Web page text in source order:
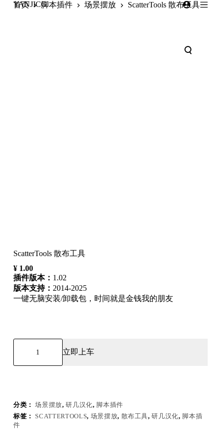
跳
YANJICG
首页 脚本插件 场景摆放 ScatterTools 散布工具
ScatterTools 散布工具
¥1.00
插件版本： 1.02
版本支持： 2014-2025
一键无脑安装/卸载包，时间就是金钱我的朋友
ScatterTools
立即上车
分类：场景摆放,研几汉化, 脚本插件
标签： SCATTERTOOLS, 场景摆放, 散布工具,研几汉化, 脚本插
件